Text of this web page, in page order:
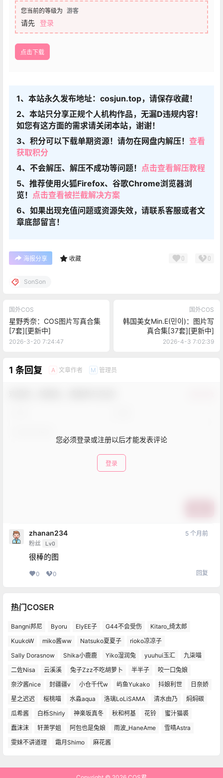
您当前的等级为 游客
请先 登录
点击下载
1、本站永久发布地址：cosjun.top，请保存收藏！
2、本站只分享正规个人机构作品，无漏D违规内容！
如您有这方面的需求请关闭本站，谢谢！
3、积分可以下载单期资源！请勿在网盘内解压！ 查看
获取积分
4、不会解压、解压不成功等问题！ 点击查看解压教程
5、推荐使用火狐Firefox、谷歌Chrome浏览器浏
览！ 点击查看被拦截解决方案
6、如果出现充值问题或资源失效，请联系客服或者文
章底部留言！
海报分享 收藏 0 0
SonSon
国外COS
星野秀奈：COS图片写真合集
[7套][更新中]
2026-3-20 7:24:47
国外COS
韩国美女Min.E(민이)：图片写
真合集[37套][更新中]
2026-4-3 7:02:39
1 条回复 A 文章作者 M 管理员
您必须登录或注册以后才能发表评论
登录
zhanan234
粉丝 Lv0
5 个月前
很棒的图
0 0 回复
热门COSER
Bangni邦尼 Byoru ElyEE子 G44不会受伤
Kitaro_绮太郎
KuukoW
miko酱ww Natsuko夏夏子
rioko凉凉子
Sally Dorasnow
Shika小鹿鹿 Yiko湿润兔 yuuhui玉汇
九柒喵
二佐Nisa
云溪溪 兔子Zzz不吃胡萝卜 半半子
咬一口兔娘
奈汐酱nice
封疆疆v 小仓千代w 屿鱼Yukako 抖娘利世
日奈娇
星之迟迟
桜桃喵 水淼aqua 洛璃LoLiSAMA 清水由乃
焖焖碳
瓜希酱
白栎Shirly 神楽坂真冬 秋和柯基 花铃
蜜汁猫裘
蠢沫沫
轩萧学姐 阿包也是兔娘 雨波_HaneAme
雪晴Astra
雯妹不讲道理
霜月Shimo 麻花酱